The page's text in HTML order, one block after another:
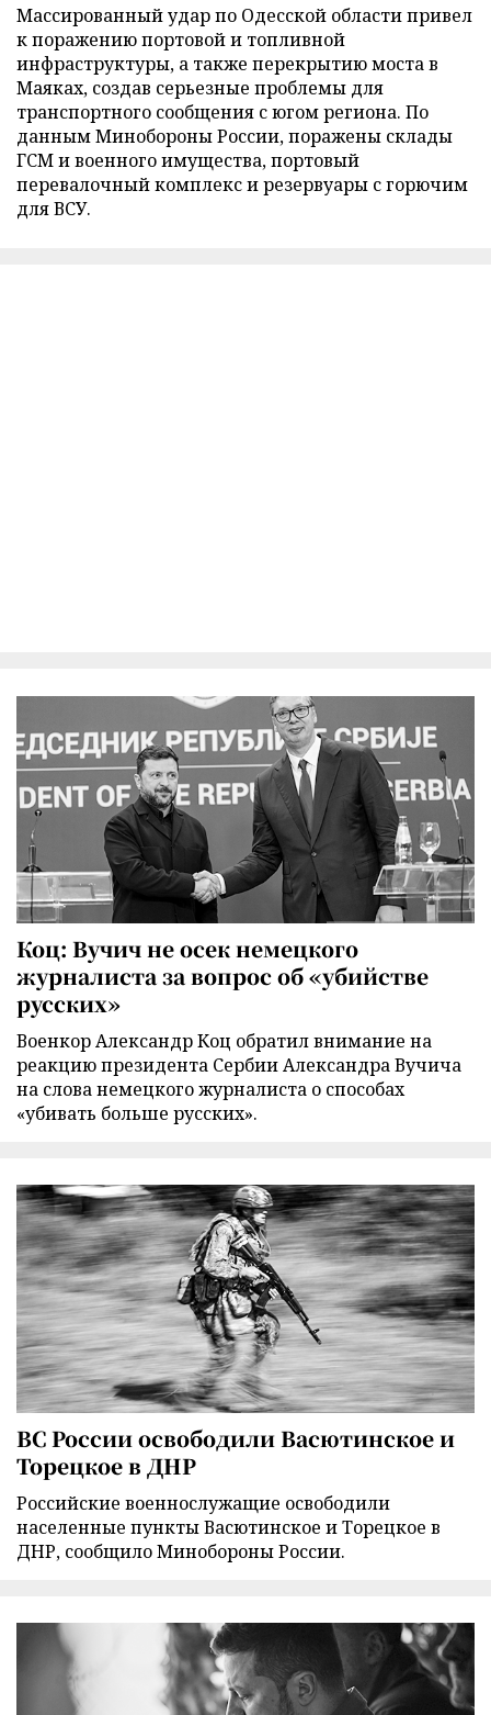
Массированный удар по Одесской области привел
к поражению портовой и топливной
инфраструктуры, а также перекрытию моста в
Маяках, создав серьезные проблемы для
транспортного сообщения с югом региона. По
данным Минобороны России, поражены склады
ГСМ и военного имущества, портовый
перевалочный комплекс и резервуары с горючим
для ВСУ.
Коц: Вучич не осек немецкого
журналиста за вопрос об «убийстве
русских»
Военкор Александр Коц обратил внимание на
реакцию президента Сербии Александра Вучича
на слова немецкого журналиста о способах
«убивать больше русских».
ВС России освободили Васютинское и
Торецкое в ДНР
Российские военнослужащие освободили
населенные пункты Васютинское и Торецкое в
ДНР, сообщило Минобороны России.